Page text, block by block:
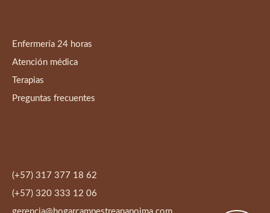
Enfermería 24 horas
Atención médica
Terapias
Preguntas frecuentes
(+57) 317 377 18 62
(+57) 320 333 12 06